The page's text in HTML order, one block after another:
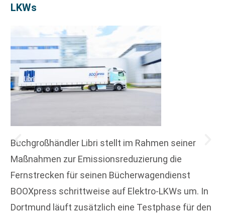
LKWs
Buchgroßhändler Libri stellt im Rahmen seiner
Maßnahmen zur Emissionsreduzierung die
Fernstrecken für seinen Bücherwagendienst
BOOXpress schrittweise auf Elektro-LKWs um. In
Dortmund läuft zusätzlich eine Testphase für den